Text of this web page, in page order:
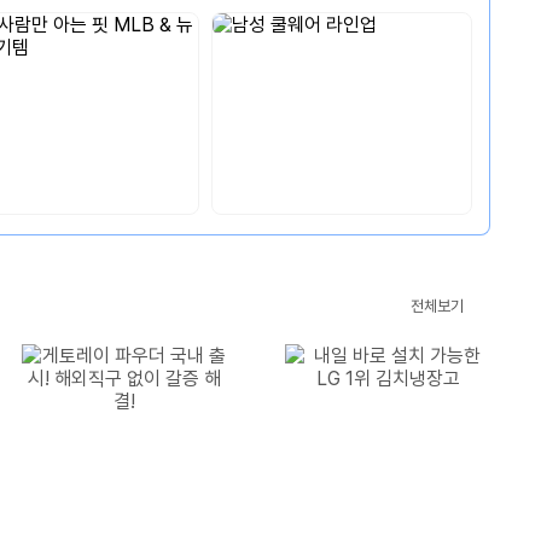
CM’s
Pick
전체보기